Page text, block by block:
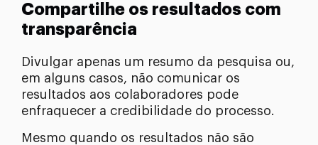
Compartilhe os resultados com
transparência
Divulgar apenas um resumo da pesquisa ou,
em alguns casos, não comunicar os
resultados aos colaboradores pode
enfraquecer a credibilidade do processo.
Mesmo quando os resultados não são